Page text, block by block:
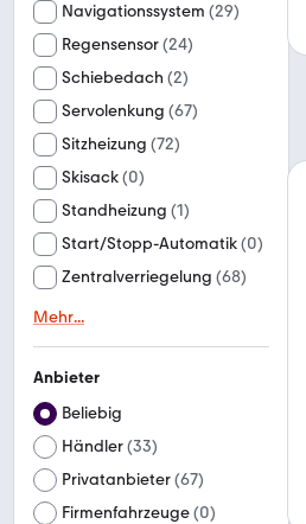
Navigationssystem (29)
Regensensor(24)
Schiebedach (2)
Servolenkung (67)
Sitzheizung (72)
Skisack(0)
Standheizung (1)
Start/Stopp-Automatik(0)
Zentralverriegelung (68)
Mehr...
Anbieter
Beliebig
Händler(33)
Privatanbieter(67)
Firmenfahrzeuge(0)